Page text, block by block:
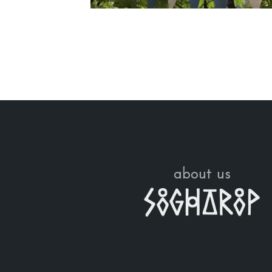
about us